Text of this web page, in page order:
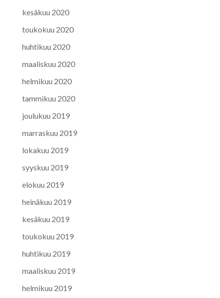
kesäkuu 2020
toukokuu 2020
huhtikuu 2020
maaliskuu 2020
helmikuu 2020
tammikuu 2020
joulukuu 2019
marraskuu 2019
lokakuu 2019
syyskuu 2019
elokuu 2019
heinäkuu 2019
kesäkuu 2019
toukokuu 2019
huhtikuu 2019
maaliskuu 2019
helmikuu 2019